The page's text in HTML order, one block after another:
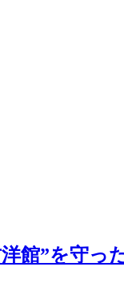
館”を守った